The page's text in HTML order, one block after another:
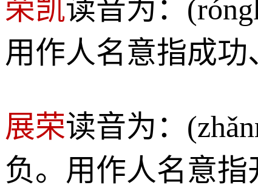
荣凯读音为：
用作人名意指成功
展荣读音为：
负。用作人名意指